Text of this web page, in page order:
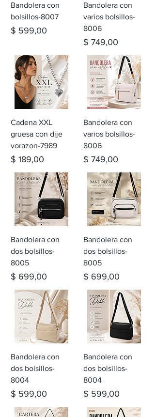
Bandolera con
bolsillos-8007
Precio
$ 599,00
Bandolera con
varios bolsillos-
8006
Precio
$ 749,00
Cadena XXL
gruesa con dije
vorazon-7989
Precio
$ 189,00
Bandolera con
varios bolsillos-
8006
Precio
$ 749,00
Bandolera con
dos bolsillos-
8005
Precio
$ 699,00
Bandolera con
dos bolsillos-
8005
Precio
$ 699,00
Bandolera con
dos bolsillos-
8004
Precio
$ 599,00
Bandolera con
dos bolsillos-
8004
Precio
$ 599,00